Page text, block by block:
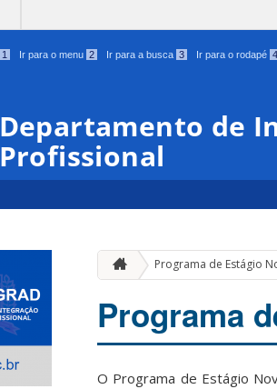
1 Ir para o menu 2 Ir para a busca 3 Ir para o rodapé 4
Departamento de
Profissional
Programa de Estágio
Programa
O Programa de Estágio